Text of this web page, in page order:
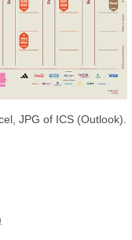
JPG of ICS (Outlook).